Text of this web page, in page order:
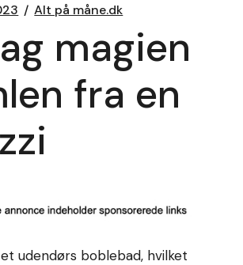
Alt på måne.dk
magien
fra en
udendørs boblebad, hvilket